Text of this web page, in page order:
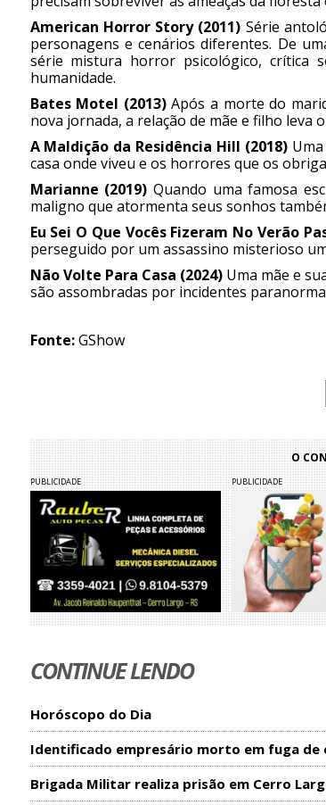
American Horror Story (2011) Série
personagens e cenários diferentes. De
série mistura horror psicológico, crítica
humanidade.
Bates Motel (2013)Após a morte do
nova jornada, a relação de mãe e filho leva
A Maldição da Residência Hill (2018)Uma
casa onde viveu e os horrores que os
Marianne (2019) Quando uma famosa
maligno que atormenta seus sonhos
Eu Sei O Que Vocês Fizeram No Verão
perseguido por um assassino misterioso
Não Volte Para Casa (2024)Uma mãe e
são assombradas por incidentes
Fonte:GShow
O
PUBLICIDADE PUBLICIDADE
CONTINUE LENDO
Horóscopo do Dia
Identificado empresário morto em fuga de
Brigada Militar realiza prisão em Cerro